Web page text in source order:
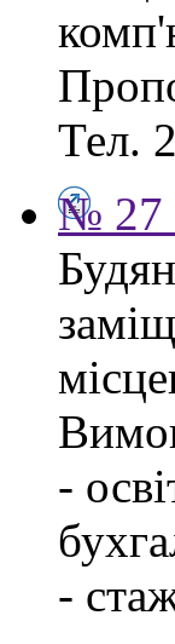
Тел.
№ 27
-
-